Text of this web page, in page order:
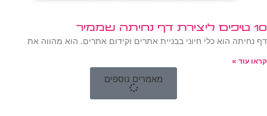
10 טיפים ליצירת דף נחיתה שממיר
דף נחיתה הוא כלי חיוני בבניית אתרים וקידום אתרים. הוא מהווה את
קראו עוד »
מאמרים נוספים